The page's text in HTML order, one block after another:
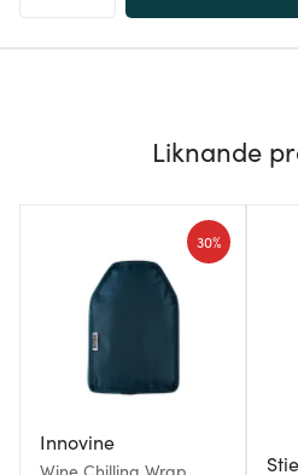
Liknande
Innovine
30%